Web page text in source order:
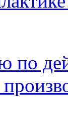
по